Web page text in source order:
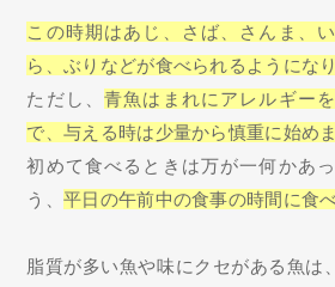
この時期はあじ、さば、さんま、
ら、ぶりなどが食べられるようになり
ただし、青魚はまれにアレルギー
で、与える時は少量から慎重に始めま
初めて食べるときは万が一何かあ
う、平日の午前中の食事の時間に食
脂質が多い魚や味にクセがある魚は